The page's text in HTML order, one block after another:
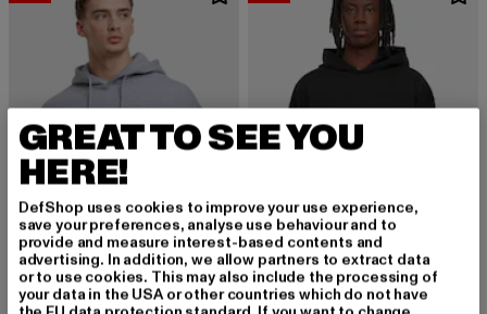
GREAT TO SEE YOU
HERE!
DefShop uses cookies to improve your use experience,
save your preferences, analyse use behaviour and to
provide and measure interest-based contents and
advertising. In addition, we allow partners to extract data
or to use cookies. This may also include the processing of
your data in the USA or other countries which do not have